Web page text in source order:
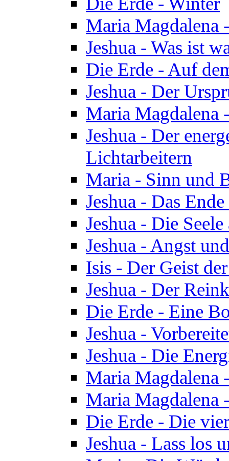
Maria Magdalena
Jeshua - Was ist
Die Erde - Auf
Jeshua - Der
Maria Magdalena
Jeshua - Der
Lichtarbeitern
Maria - Sinn und
Jeshua - Das
Jeshua - Die
Jeshua - Angst
Isis - Der Geist
Jeshua - Der
Die Erde - Eine
Jeshua -
Jeshua - Die
Maria Magdalena
Maria Magdalena
Die Erde - Die
Jeshua - Lass los